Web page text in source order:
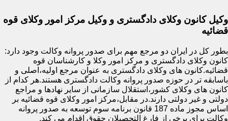
وکیل کانون وکلای دادگستری و وکیل مرکز امور وکلای قوه
قضائیه
بطور کل در ایران دو مرجع مهم برای صدور پروانه وکالت وجود دارد:
کانون وکلای دادگستری و مرکز امور وکلا و کارشناسان قوه
قضائیه.کانون های وکلای دادگستری به عنوان مرجع اولیه،اصلی و
باسابقه تر در حوزه صدور پروانه وکالت دادگستری هستند.هر کدام از
کانون های وکلای کشور،استقلال سازمانی از سایر نهادها و مراجع
دولتی و غیر دولتی دارند.در مقابل،مرکز امور وکلای قوه قضائیه بر
اساس مجوز ماده 187 قانون برنامه سوم توسعه به صدور پروانه
وکالت برای برخی از فارغ التحصیلان حقوق اقدام می کند.